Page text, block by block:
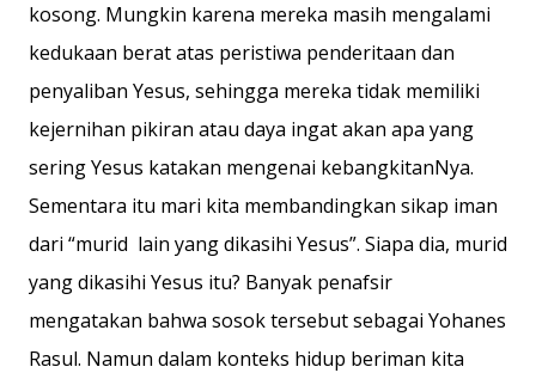
kosong. Mungkin karena mereka masih mengalami
kedukaan berat atas peristiwa penderitaan dan
penyaliban Yesus, sehingga mereka tidak memiliki
kejernihan pikiran atau daya ingat akan apa yang
sering Yesus katakan mengenai kebangkitanNya.
Sementara itu mari kita membandingkan sikap iman
dari “murid lain yang dikasihi Yesus”. Siapa dia, murid
yang dikasihi Yesus itu? Banyak penafsir
mengatakan bahwa sosok tersebut sebagai Yohanes
Rasul. Namun dalam konteks hidup beriman kita